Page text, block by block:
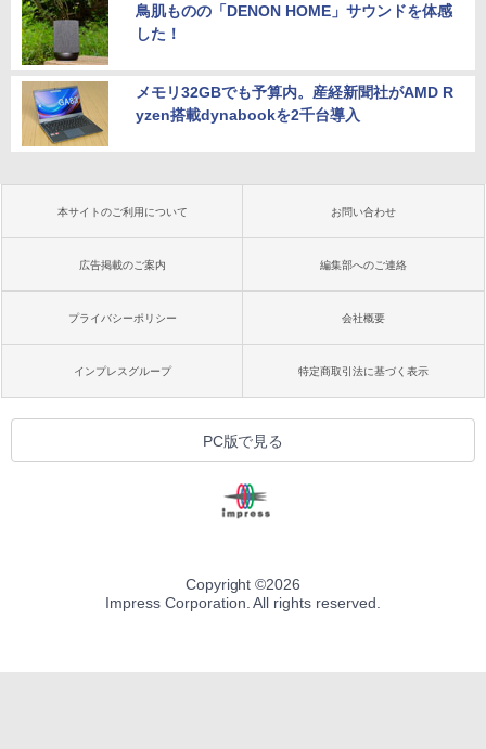
鳥肌ものの「DENON HOME」サウンドを体感
した！
メモリ32GBでも予算内。産経新聞社がAMD R
yzen搭載dynabookを2千台導入
本サイトのご利用について お問い合わせ
広告掲載のご案内 編集部へのご連絡
プライバシーポリシー 会社概要
インプレスグループ 特定商取引法に基づく表示
PC版で見る
Copyright ©2026
Impress Corporation. All rights reserved.